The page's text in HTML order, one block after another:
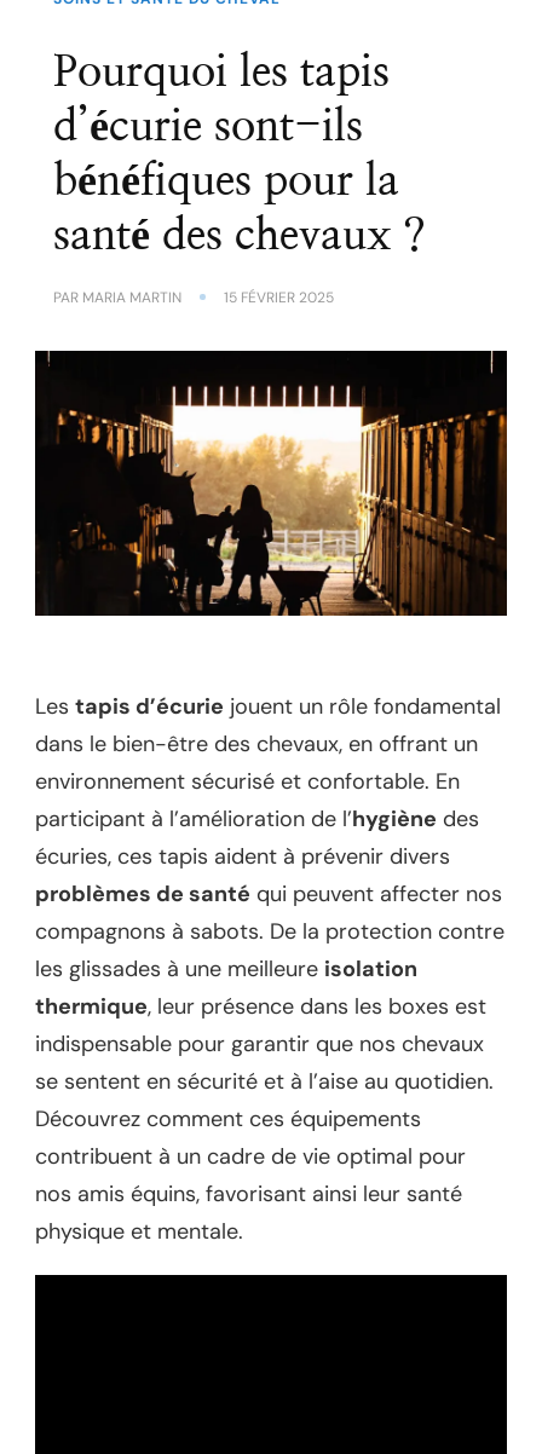
Pourquoi les tapis
d’écurie sont-ils
bénéfiques pour la
santé des chevaux ?
PAR MARIA MARTIN 15 FÉVRIER 2025
Les tapis d’écurie jouent un rôle fondamental
dans le bien-être des chevaux, en offrant un
environnement sécurisé et confortable. En
participant à l’amélioration de l’hygiène des
écuries, ces tapis aident à prévenir divers
problèmes de santé qui peuvent affecter nos
compagnons à sabots. De la protection contre
les glissades à une meilleure isolation
thermique, leur présence dans les boxes est
indispensable pour garantir que nos chevaux
se sentent en sécurité et à l’aise au quotidien.
Découvrez comment ces équipements
contribuent à un cadre de vie optimal pour
nos amis équins, favorisant ainsi leur santé
physique et mentale.